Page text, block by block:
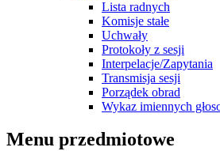
Lista radnych
Komisje stałe
Uchwały
Protokoły z sesji
Interpelacje/Zapytania
Transmisja sesji
Porządek obrad
Wykaz imiennych
Menu przedmiotowe